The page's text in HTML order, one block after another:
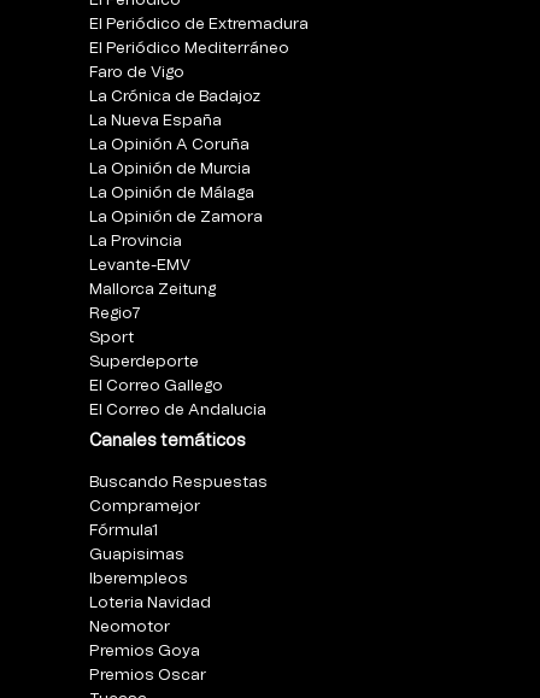
El Periódico de Extremadura
El Periódico Mediterráneo
Faro de Vigo
La Crónica de Badajoz
La Nueva España
La Opinión A Coruña
La Opinión de Murcia
La Opinión de Málaga
La Opinión de Zamora
La Provincia
Levante-EMV
Mallorca Zeitung
Regio7
Sport
Superdeporte
El Correo Gallego
El Correo de Andalucia
Canales temáticos
Buscando Respuestas
Compramejor
Fórmula1
Guapisimas
Iberempleos
Loteria Navidad
Neomotor
Premios Goya
Premios Oscar